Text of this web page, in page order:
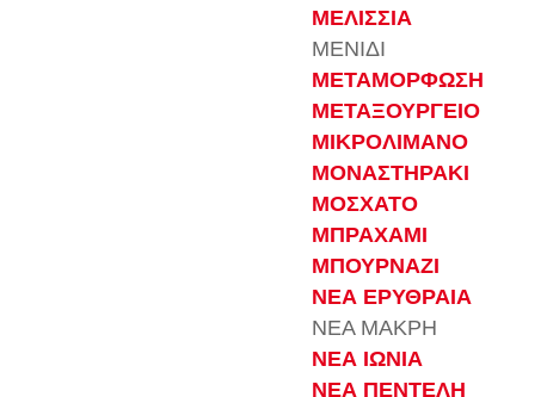
ΜΕΛΙΣΣΙΑ
ΜΕΝΙΔΙ
ΜΕΤΑΜΟΡΦΩΣΗ
ΜΕΤΑΞΟΥΡΓΕΙΟ
ΜΙΚΡΟΛΙΜΑΝΟ
ΜΟΝΑΣΤΗΡΑΚΙ
ΜΟΣΧΑΤΟ
ΜΠΡΑΧΑΜΙ
ΜΠΟΥΡΝΑΖΙ
ΝΕΑ ΕΡΥΘΡΑΙΑ
ΝΕΑ ΜΑΚΡΗ
ΝΕΑ ΙΩΝΙΑ
ΝΕΑ ΠΕΝΤΕΛΗ